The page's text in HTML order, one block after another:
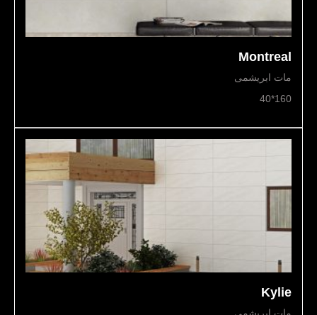
Montreal
مات ابریشمی
160*40
Kylie